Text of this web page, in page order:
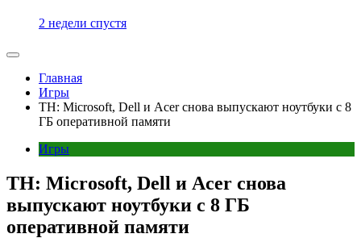
2 недели спустя
Главная
Игры
TH: Microsoft, Dell и Acer снова выпускают ноутбуки с 8
ГБ оперативной памяти
Игры
TH: Microsoft, Dell и Acer снова
выпускают ноутбуки с 8 ГБ
оперативной памяти